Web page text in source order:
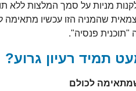
מניות על סמך המלצות ללא
שהמניה הזו עכשיו מתאימה
"תוכנית פנסיה".
תמיד רעיון גרוע?
לכולם